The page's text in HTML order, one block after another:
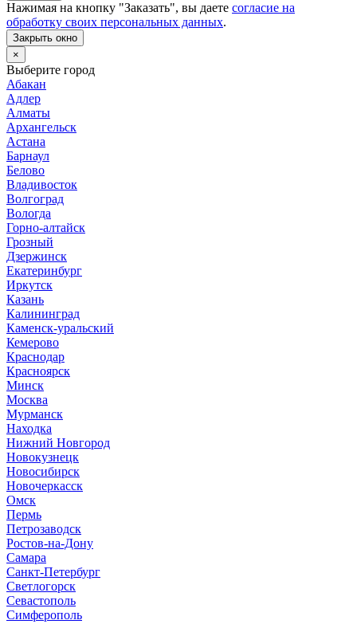
Нажимая на кнопку "Заказать", вы даете согласие на
обработку своих персональных данных.
Закрыть окно
×
Выберите город
Абакан
Адлер
Алматы
Архангельск
Астана
Барнаул
Белово
Владивосток
Волгоград
Вологда
Горно-алтайск
Грозный
Дзержинск
Екатеринбург
Иркутск
Казань
Калининград
Каменск-уральский
Кемерово
Краснодар
Красноярск
Минск
Москва
Мурманск
Находка
Нижний Новгород
Новокузнецк
Новосибирск
Новочеркасск
Омск
Пермь
Петрозаводск
Ростов-на-Дону
Самара
Санкт-Петербург
Светлогорск
Севастополь
Симферополь